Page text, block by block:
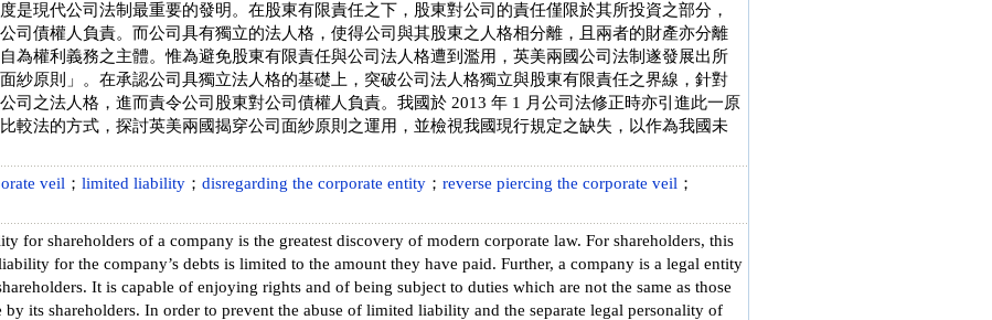
是現代公司法制最重要的發明。在股東有限責任之下，股東對公司的責任僅限於其所投資之部分，
司債權人負責。而公司具有獨立的法人格，使得公司與其股東之人格相分離，且兩者的財產亦分離
為權利義務之主體。惟為避免股東有限責任與公司法人格遭到濫用，英美兩國公司法制遂發展出所
紗原則」。在承認公司具獨立法人格的基礎上，突破公司法人格獨立與股東有限責任之界線，針對
司之法人格，進而責令公司股東對公司債權人負責。我國於 2013 年 1 月公司法修正時亦引進此一原
較法的方式，探討英美兩國揭穿公司面紗原則之運用，並檢視我國現行規定之缺失，以作為我國未
veil ； limited liability ； disregarding the corporate entity ； reverse piercing the corporate veil ；
for shareholders of a company is the greatest discovery of modern corporate law. For shareholders, this
for the company’s debts is limited to the amount they have paid. Further, a company is a legal entity
It is capable of enjoying rights and of being subject to duties which are not the same as those
by its shareholders. In order to prevent the abuse of limited liability and the separate legal personality of